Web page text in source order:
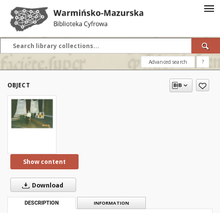
Advanced search ?
OBJECT
Show content
Download
DESCRIPTION INFORMATION